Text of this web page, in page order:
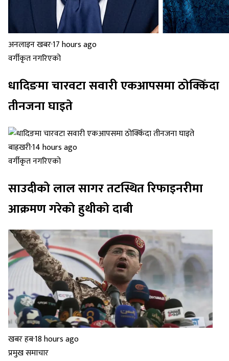
अनलाइन खबर·17 hours ago
वर्गीकृत नगरिएको
धादिङमा चारवटा सवारी एकआपसमा ठोक्किँदा
तीनजना घाइते
बाह्रखरी·14 hours ago
वर्गीकृत नगरिएको
साउदीको लाल सागर तटस्थित रिफाइनरीमा
आक्रमण गरेको हुथीको दाबी
खबर हब·18 hours ago
प्रमुख समाचार